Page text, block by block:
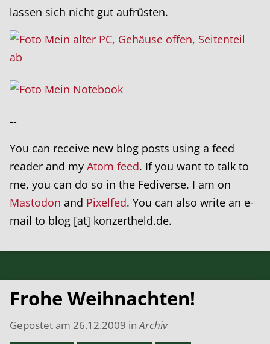
lassen sich nicht gut aufrüsten.
--
You can receive new blog posts using a feed
reader and my Atom feed. If you want to talk to
me, you can do so in the Fediverse. I am on
Mastodon and Pixelfed. You can also write an e-
mail to blog [at] konzertheld.de.
Frohe Weihnachten!
Gepostet am 26.12.2009 inArchiv